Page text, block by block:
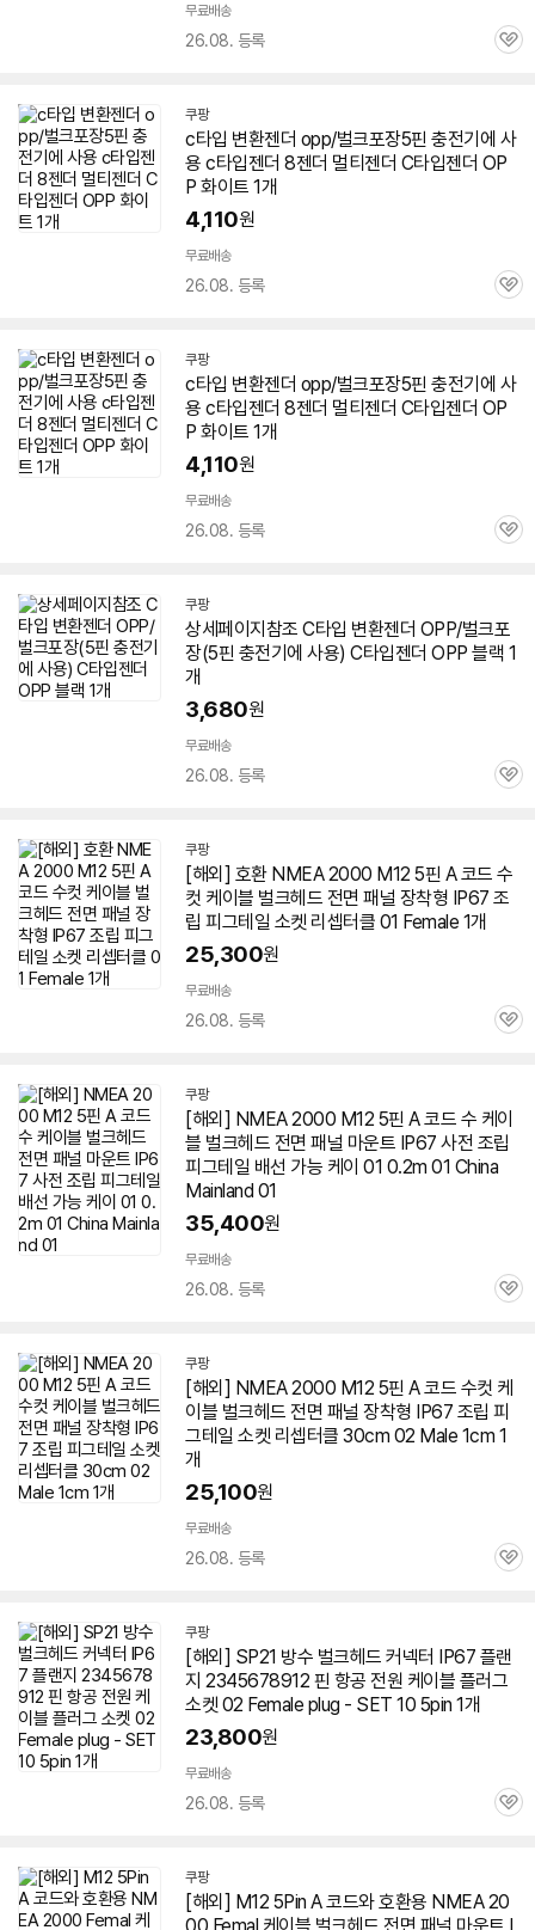
무료배송
26.08. 등록
관
쿠팡
c타입 변환젠더 opp/벌크포장5핀 충전기에 사
용 c타입젠더 8젠더 멀티젠더 C타입젠더 OP
P 화이트 1개
4,110원
무료배송
26.08. 등록
관
쿠팡
c타입 변환젠더 opp/벌크포장5핀 충전기에 사
용 c타입젠더 8젠더 멀티젠더 C타입젠더 OP
P 화이트 1개
4,110원
무료배송
26.08. 등록
관
쿠팡
상세페이지참조 C타입 변환젠더 OPP/벌크포
장(5핀 충전기에 사용) C타입젠더 OPP 블랙 1
개
3,680원
무료배송
26.08. 등록
관
쿠팡
[해외] 호환 NMEA 2000 M12 5핀 A 코드 수
컷 케이블 벌크헤드 전면 패널 장착형 IP67 조
립 피그테일 소켓 리셉터클 01 Female 1개
25,300원
무료배송
26.08. 등록
관
쿠팡
[해외] NMEA 2000 M12 5핀 A 코드 수 케이
블 벌크헤드 전면 패널 마운트 IP67 사전 조립
피그테일 배선 가능 케이 01 0.2m 01 China
Mainland 01
35,400원
무료배송
26.08. 등록
관
쿠팡
[해외] NMEA 2000 M12 5핀 A 코드 수컷 케
이블 벌크헤드 전면 패널 장착형 IP67 조립 피
그테일 소켓 리셉터클 30cm 02 Male 1cm 1
개
25,100원
무료배송
26.08. 등록
관
쿠팡
[해외] SP21 방수 벌크헤드 커넥터 IP67 플랜
지 2345678912 핀 항공 전원 케이블 플러그
소켓 02 Female plug - SET 10 5pin 1개
23,800원
무료배송
26.08. 등록
관
쿠팡
[해외] M12 5Pin A 코드와 호환용 NMEA 20